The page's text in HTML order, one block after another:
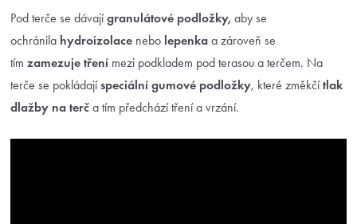
Pod terče se dávajígranulátové podložky, aby se
ochránila hydroizolace nebo lepenka a zároveň se
tím zamezuje tření mezi podkladem pod terasou a terčem. Na
terče se pokládajíspeciální gumové podložky, které změkčítlak
dlažby na terč a tím předchází tření a vrzání.